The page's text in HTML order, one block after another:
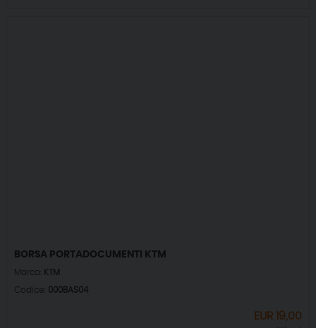
BORSA PORTADOCUMENTI KTM
Marca: KTM
Codice: 000BAS04
EUR19,00